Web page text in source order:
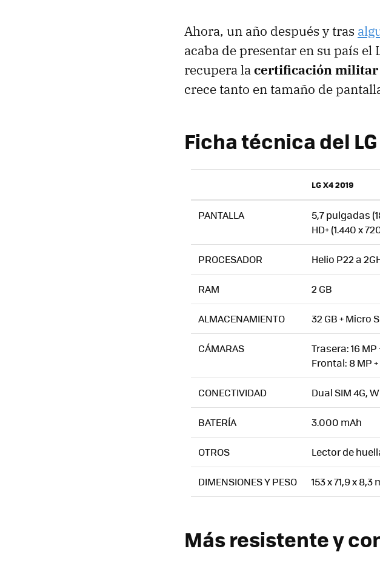
Ahora, un año después y tras
acaba de presentar en su país
recupera lacertificación militar
crece tanto en tamaño de
Ficha técnica del LG
LG X4 2019
PANTALLA
5,7 pulgadas
HD+ (1.440 x
PROCESADOR Helio P22 a
RAM 2 GB
ALMACENAMIENTO 32 GB + Micro
CÁMARAS
Trasera: 16 MP
Frontal: 8 MP
CONECTIVIDAD Dual SIM 4G,
BATERÍA 3.000 mAh
OTROS Lector de
DIMENSIONES Y PESO 153 x 71,9 x 8,3
Más resistente y